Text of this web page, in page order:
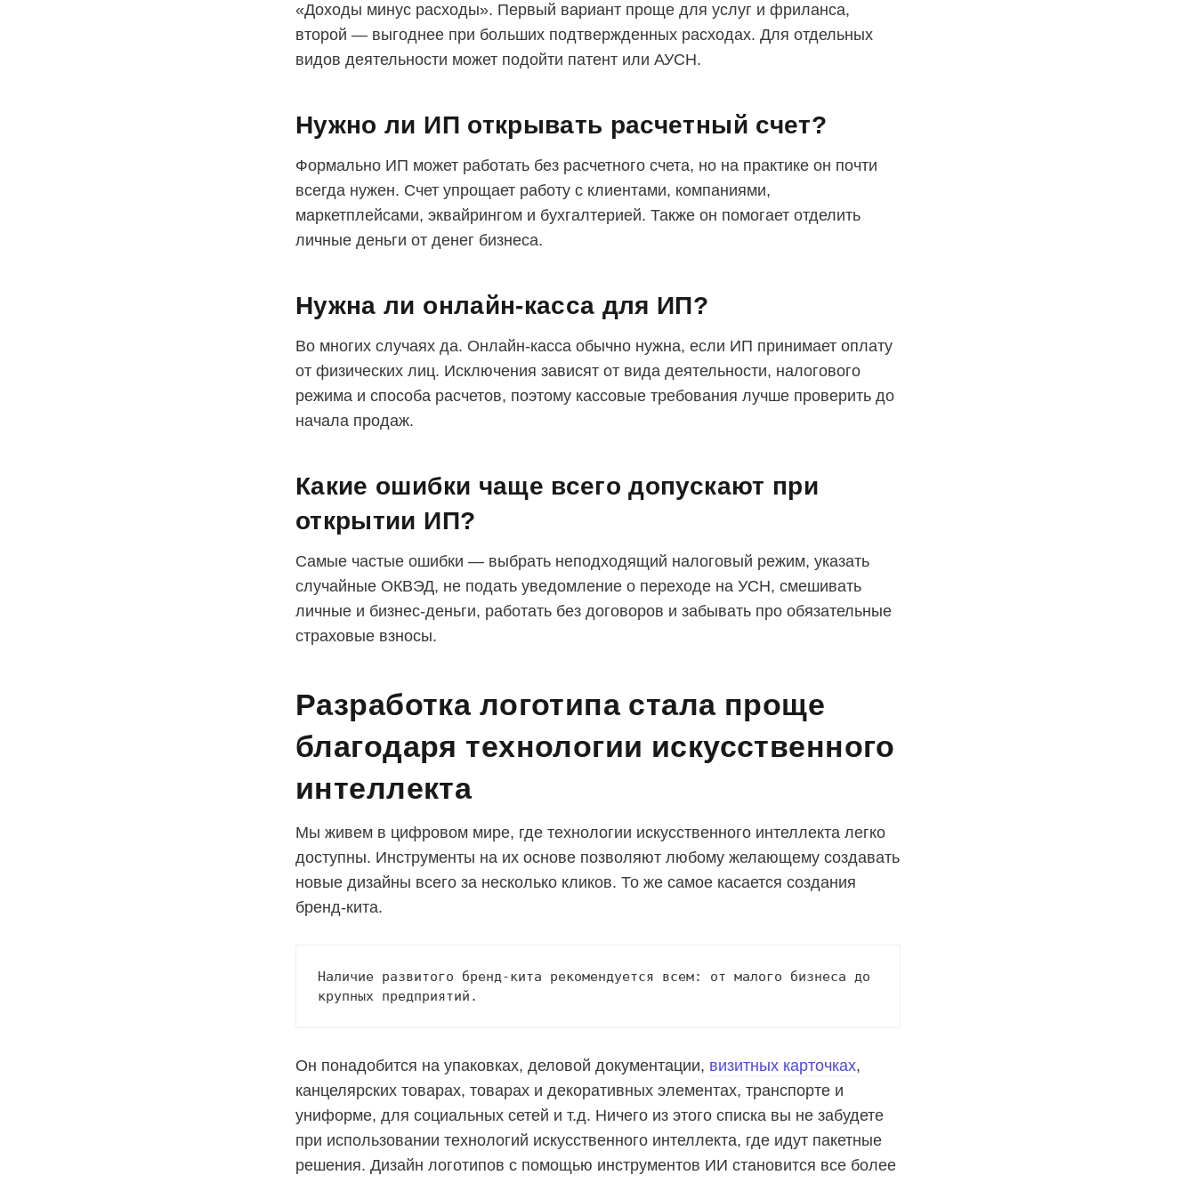
«Доходы минус расходы». Первый вариант проще для услуг и фриланса,
второй — выгоднее при больших подтвержденных расходах. Для отдельных
видов деятельности может подойти патент или АУСН.
Нужно ли ИП открывать расчетный счет?
Формально ИП может работать без расчетного счета, но на практике он почти
всегда нужен. Счет упрощает работу с клиентами, компаниями,
маркетплейсами, эквайрингом и бухгалтерией. Также он помогает отделить
личные деньги от денег бизнеса.
Нужна ли онлайн-касса для ИП?
Во многих случаях да. Онлайн-касса обычно нужна, если ИП принимает оплату
от физических лиц. Исключения зависят от вида деятельности, налогового
режима и способа расчетов, поэтому кассовые требования лучше проверить до
начала продаж.
Какие ошибки чаще всего допускают при
открытии ИП?
Самые частые ошибки — выбрать неподходящий налоговый режим, указать
случайные ОКВЭД, не подать уведомление о переходе на УСН, смешивать
личные и бизнес-деньги, работать без договоров и забывать про обязательные
страховые взносы.
Разработка логотипа стала проще
благодаря технологии искусственного
интеллекта
Мы живем в цифровом мире, где технологии искусственного интеллекта легко
доступны. Инструменты на их основе позволяют любому желающему создавать
новые дизайны всего за несколько кликов. То же самое касается создания
бренд-кита.
Наличие развитого бренд-кита рекомендуется всем: от малого бизнеса до
крупных предприятий.
Он понадобится на упаковках, деловой документации, визитных карточках,
канцелярских товарах, товарах и декоративных элементах, транспорте и
униформе, для социальных сетей и т.д. Ничего из этого списка вы не забудете
при использовании технологий искусственного интеллекта, где идут пакетные
решения. Дизайн логотипов с помощью инструментов ИИ становится все более